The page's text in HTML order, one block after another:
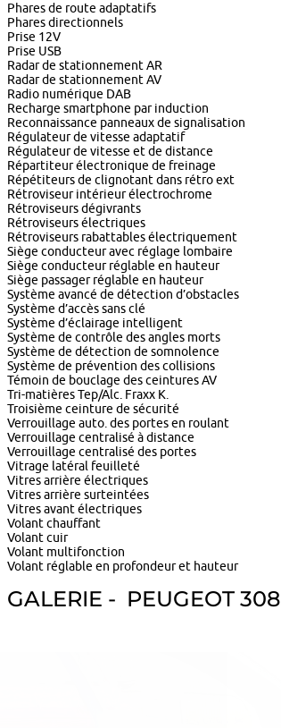
Phares de route adaptatifs
Phares directionnels
Prise 12V
Prise USB
Radar de stationnement AR
Radar de stationnement AV
Radio numérique DAB
Recharge smartphone par induction
Reconnaissance panneaux de signalisation
Régulateur de vitesse adaptatif
Régulateur de vitesse et de distance
Répartiteur électronique de freinage
Répétiteurs de clignotant dans rétro ext
Rétroviseur intérieur électrochrome
Rétroviseurs dégivrants
Rétroviseurs électriques
Rétroviseurs rabattables électriquement
Siège conducteur avec réglage lombaire
Siège conducteur réglable en hauteur
Siège passager réglable en hauteur
Système avancé de détection d’obstacles
Système d’accès sans clé
Système d’éclairage intelligent
Système de contrôle des angles morts
Système de détection de somnolence
Système de prévention des collisions
Témoin de bouclage des ceintures AV
Tri-matières Tep/Alc. Fraxx K.
Troisième ceinture de sécurité
Verrouillage auto. des portes en roulant
Verrouillage centralisé à distance
Verrouillage centralisé des portes
Vitrage latéral feuilleté
Vitres arrière électriques
Vitres arrière surteintées
Vitres avant électriques
Volant chauffant
Volant cuir
Volant multifonction
Volant réglable en profondeur et hauteur
GALERIE - PEUGEOT 308